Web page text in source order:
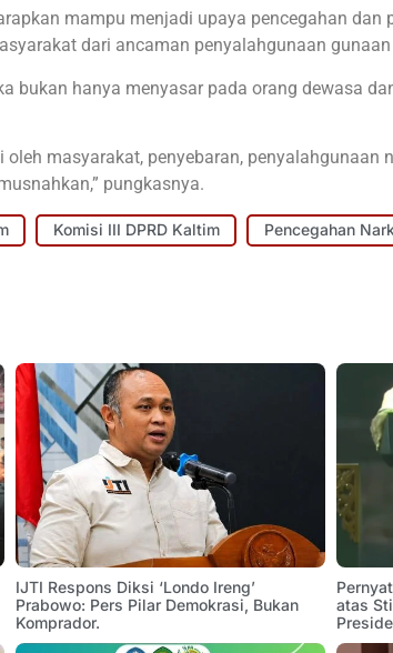
mampu menjadi upaya pencegahan dan
dari ancaman penyalahgunaan
bukan hanya menyasar pada orang dewasa
oleh masyarakat, penyebaran, penyalahgunaan
pungkasnya.
Komisi III DPRD Kaltim Pencegahan
IJTI Respons Diksi ‘Londo Ireng’
Prabowo: Pers Pilar Demokrasi, Bukan
Komprador.
atas